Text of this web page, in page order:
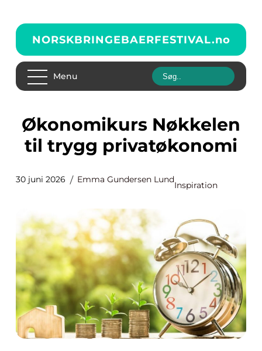
NORSKBRINGEBAERFESTIVAL.no
Menu
Økonomikurs Nøkkelen
til trygg privatøkonomi
30 juni 2026 Emma Gundersen Lund
Inspiration